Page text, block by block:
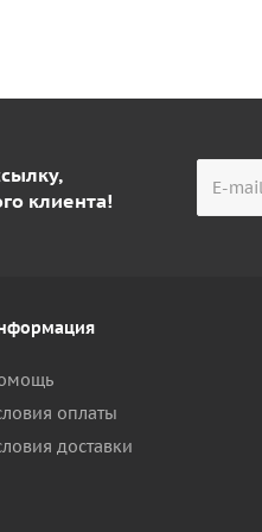
клиента!
оплаты
доставки